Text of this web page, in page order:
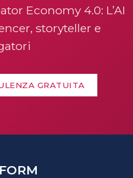
Economy 4.0: L’AI
storyteller e
GRATUITA